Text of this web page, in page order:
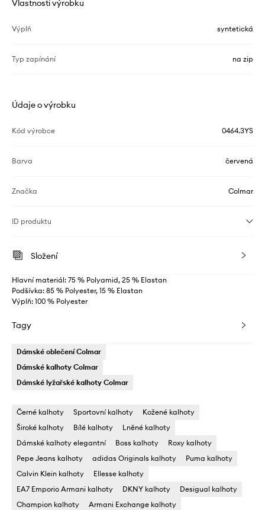
Vlastnosti výrobku
Výplň syntetická
Typ zapínání na zip
Údaje o výrobku
Kód výrobce 0464.3YS
Barva červená
Značka Colmar
ID produktu
Složení
Hlavní materiál: 75 % Polyamid, 25 % Elastan
Podšívka: 85 % Polyester, 15 % Elastan
Výplň: 100 % Polyester
Tagy
Dámské oblečení Colmar
Dámské kalhoty Colmar
Dámské lyžařské kalhoty Colmar
Černé kalhoty Sportovní kalhoty
Kožené kalhoty
Široké kalhoty
Bílé kalhoty
Lněné kalhoty
Dámské kalhoty elegantní
Boss kalhoty
Roxy kalhoty
Pepe Jeans kalhoty
adidas Originals kalhoty
Puma kalhoty
Calvin Klein kalhoty
Ellesse kalhoty
EA7 Emporio Armani kalhoty
DKNY kalhoty
Desigual kalhoty
Champion kalhoty
Armani Exchange kalhoty